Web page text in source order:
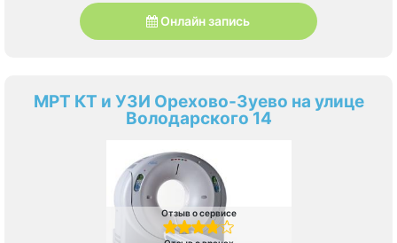
Онлайн запись
МРТ КТ и УЗИ Орехово-Зуево на улице
Володарского 14
Отзыв о сервисе